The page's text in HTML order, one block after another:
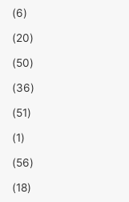
(6)
(20)
(50)
(36)
(51)
(1)
(56)
(18)